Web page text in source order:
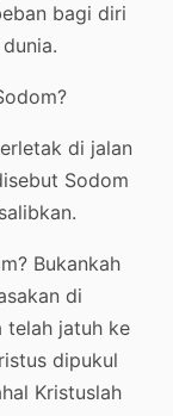
bagi diri
di jalan
Sodom
Bukankah
di
telah jatuh ke
dipukul
Kristuslah